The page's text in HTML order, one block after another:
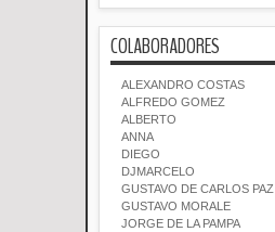
COLABORADORES
ALEXANDRO COSTAS
ALFREDO GOMEZ
ALBERTO
ANNA
DIEGO
DJMARCELO
GUSTAVO DE CARLOS PAZ
GUSTAVO MORALE
JORGE DE LA PAMPA